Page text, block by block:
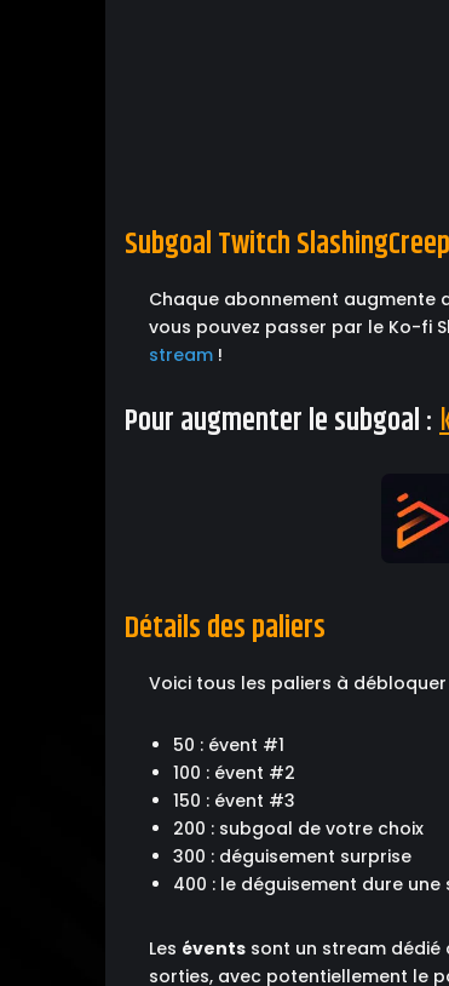
Subgoal Twitch
Chaque abonnement augmente
vous pouvez passer par le Ko-fi
stream !
Pour augmenter le subgoal :
Détails des paliers
Voici tous les paliers à débloquer
50 : évent #1
100 : évent #2
150 : évent #3
200 : subgoal de votre choix
300 : déguisement surprise
400 : le déguisement dure une
Les évents sont un stream dédié
sorties, avec potentiellement le